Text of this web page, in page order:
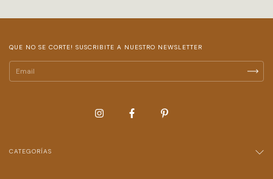
QUE NO SE CORTE! SUSCRIBITE A NUESTRO NEWSLETTER
CATEGORÍAS